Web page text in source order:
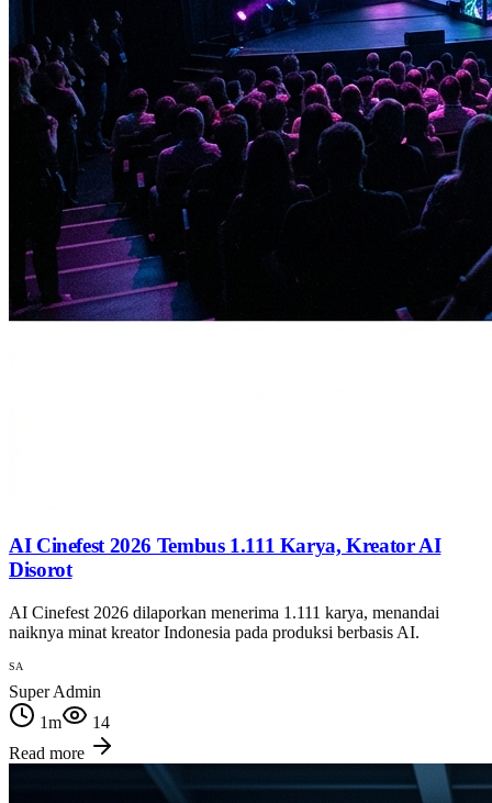
AI Cinefest 2026 Tembus 1.111 Karya, Kreator AI
Disorot
AI Cinefest 2026 dilaporkan menerima 1.111 karya, menandai
naiknya minat kreator Indonesia pada produksi berbasis AI.
SA
Super Admin
1m
14
Read more